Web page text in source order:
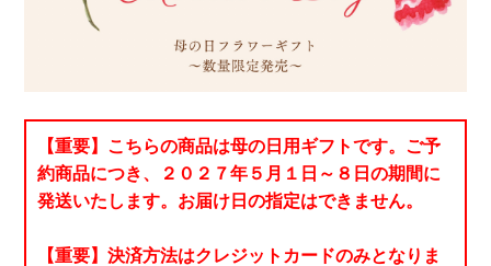
【重要】こちらの商品は母の日用ギフトです。ご予
約商品につき、２０２７年５月１日～８日の期間に
発送いたします。お届け日の指定はできません。
【重要】決済方法はクレジットカードのみとなりま